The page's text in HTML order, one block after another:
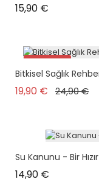
15,90 €
Promo !
plus en stock
Bitkisel Sağlık
19,90 € Prix de
24,90 €Prix
Su Kanunu - Bir
14,90 €